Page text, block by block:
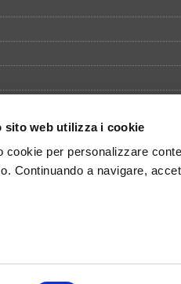
sito web utilizza i cookie
cookie per personalizzare
Continuando a navigare,
del simulatore
marchio registrato - Tutti i diritti sono